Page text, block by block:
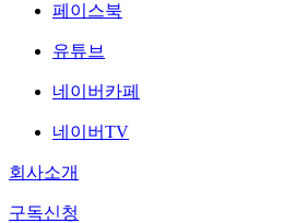
페이스북
유튜브
네이버카페
네이버TV
회사소개
구독신청